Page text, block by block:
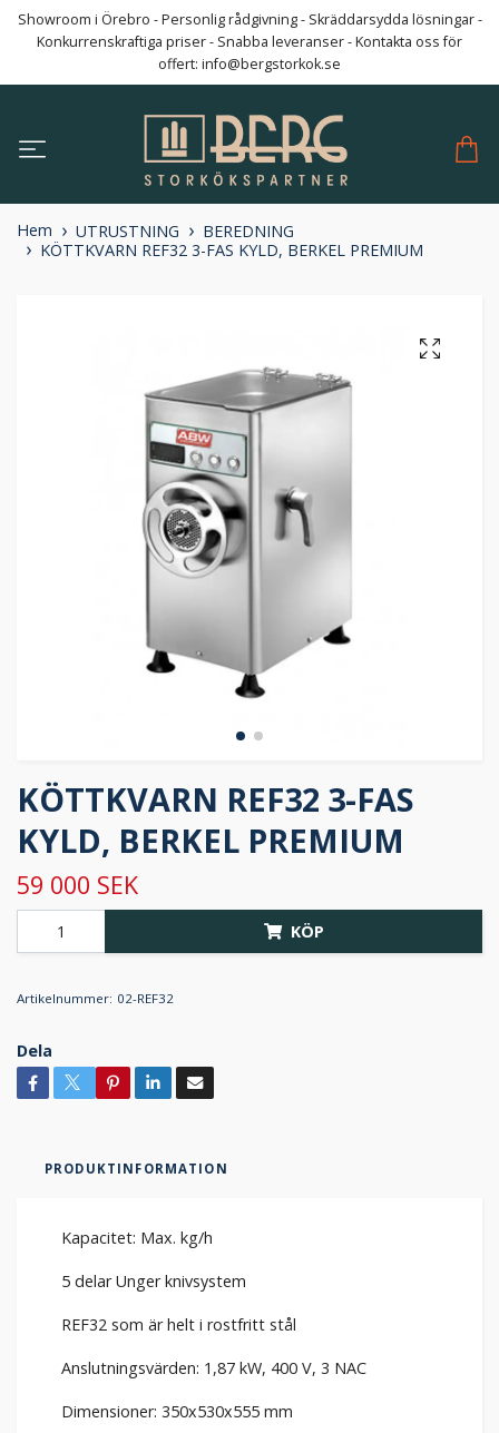
Showroom i Örebro - Personlig rådgivning - Skräddarsydda lösningar -
Konkurrenskraftiga priser - Snabba leveranser - Kontakta oss för
offert: info@bergstorkok.se
Hem UTRUSTNING
BEREDNING
KÖTTKVARN REF32 3-FAS KYLD, BERKEL PREMIUM
KÖTTKVARN REF32 3-FAS
KYLD, BERKEL PREMIUM
59 000 SEK
KÖP
Artikelnummer: 02-REF32
Dela
PRODUKTINFORMATION
Kapacitet: Max. kg/h
5 delar Unger knivsystem
REF32 som är helt i rostfritt stål
Anslutningsvärden: 1,87 kW, 400 V, 3 NAC
Dimensioner: 350x530x555 mm